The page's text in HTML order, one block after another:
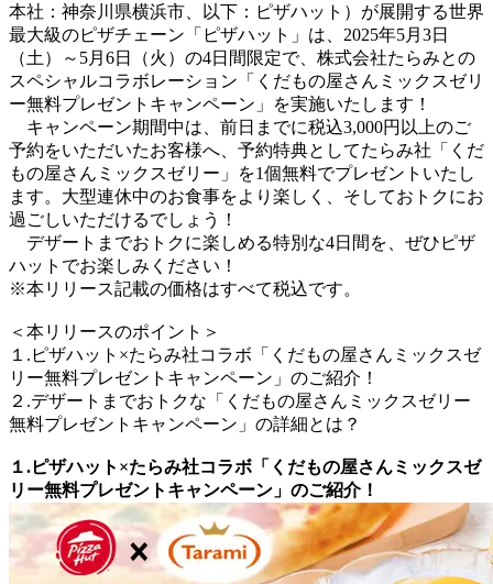
本社：神奈川県横浜市、以下：ピザハット）が展開する世界
最大級のピザチェーン「ピザハット」は、2025年5月3日
（土）～5月6日（火）の4日間限定で、株式会社たらみとの
スペシャルコラボレーション「くだもの屋さんミックスゼリ
ー無料プレゼントキャンペーン」を実施いたします！
キャンペーン期間中は、前日までに税込3,000円以上のご
予約をいただいたお客様へ、予約特典としてたらみ社「くだ
もの屋さんミックスゼリー」を1個無料でプレゼントいたし
ます。大型連休中のお食事をより楽しく、そしておトクにお
過ごしいただけるでしょう！
デザートまでおトクに楽しめる特別な4日間を、ぜひピザ
ハットでお楽しみください！
※本リリース記載の価格はすべて税込です。
＜本リリースのポイント＞
１.ピザハット×たらみ社コラボ「くだもの屋さんミックスゼ
リー無料プレゼントキャンペーン」のご紹介！
２.デザートまでおトクな「くだもの屋さんミックスゼリー
無料プレゼントキャンペーン」の詳細とは？
１.ピザハット×たらみ社コラボ「くだもの屋さんミックスゼ
リー無料プレゼントキャンペーン」のご紹介！